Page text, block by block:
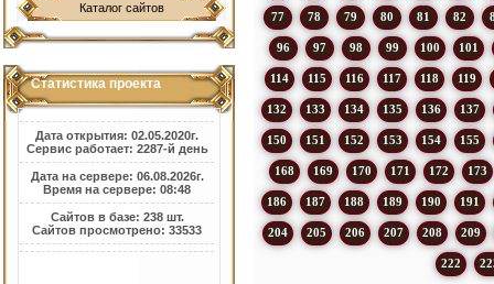
Каталог сайтов
Статистика проекта
Дата открытия: 02.05.2020г.
Сервис работает: 2287-й день
Дата на сервере: 06.08.2026г.
Время на сервере: 08:48
Сайтов в базе: 238 шт.
Сайтов просмотрено: 33533
77 78 79 80 81 82
96 97 98 99 100 101
114 115 116 117 118 119
132 133 134 135 136 137
150 151 152 153 154 155
168 169 170 171 172 173
186 187 188 189 190 191
204 205 206 207 208 209
222